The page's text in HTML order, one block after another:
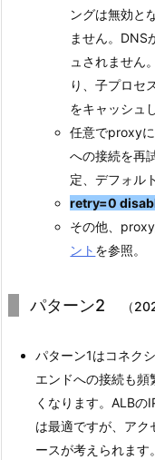
ングは無効と
ません。DNS
ュされません
り、子プロセ
をキャッシュ
任意でproxy
への接続を再
定、デフォル
retry=0
その他、proxy
ント を参照。
パターン2 （
パターン1はコネク
エンドへの接続も頻
くなります。ALBの
は最適ですが、アク
ースが考えられます。